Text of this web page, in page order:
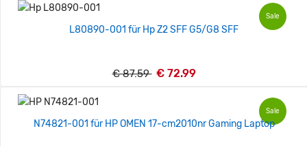
Sale
L80890-001 für Hp Z2 SFF G5/G8 SFF
€ 87.59 € 72.99
Sale
N74821-001 für HP OMEN 17-cm2010nr Gaming Laptop